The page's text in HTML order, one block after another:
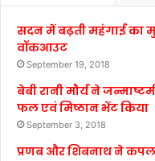
सदन में बढ़ती महंगाई का
वॉकआउट
September 19, 2018
बेबी रानी मौर्य ने
फल एवं मिष्ठान भेंट किया
September 3, 2018
प्रणब और शिबनाथ ने